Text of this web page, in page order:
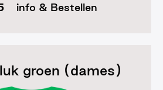
info & Bestellen
groen (dames)